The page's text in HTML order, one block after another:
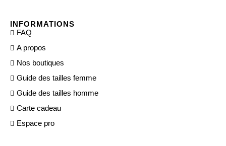
INFORMATIONS
FAQ
A propos
Nos boutiques
Guide des tailles femme
Guide des tailles homme
Carte cadeau
Espace pro